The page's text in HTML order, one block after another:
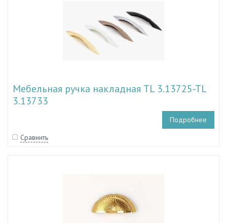
Мебельная ручка накладная TL 3.13725-TL
3.13733
Подробнее
Сравнить